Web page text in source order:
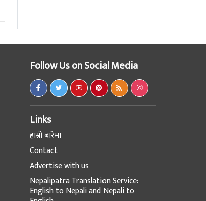
Follow Us on Social Media
Links
हाम्रो बारेमा
Contact
Advertise with us
Nepalipatra Translation Service:
English to Nepali and Nepali to